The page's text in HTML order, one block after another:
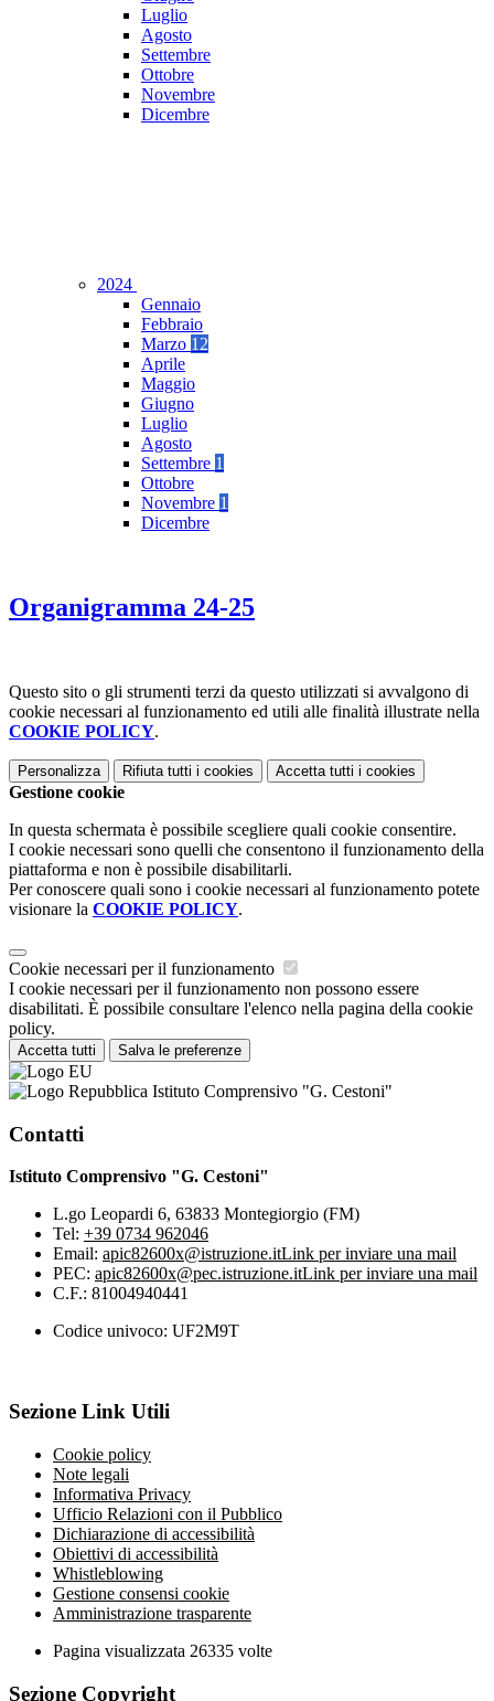
Luglio
Agosto
Settembre
Ottobre
Novembre
Dicembre
2024
Gennaio
Febbraio
Marzo 12
Aprile
Maggio
Giugno
Luglio
Agosto
Settembre 1
Ottobre
Novembre 1
Dicembre
Organigramma 24-25
Questo sito o gli strumenti terzi da questo utilizzati si avvalgono di
cookie necessari al funzionamento ed utili alle finalità illustrate nella
COOKIE POLICY.
Personalizza Rifiuta tutti i cookies Accetta tutti i cookies
Gestione cookie
In questa schermata è possibile scegliere quali cookie consentire.
I cookie necessari sono quelli che consentono il funzionamento della
piattaforma e non è possibile disabilitarli.
Per conoscere quali sono i cookie necessari al funzionamento potete
visionare la COOKIE POLICY.
Cookie necessari per il funzionamento
I cookie necessari per il funzionamento non possono essere
disabilitati. È possibile consultare l'elenco nella pagina della cookie
policy.
Accetta tutti Salva le preferenze
Istituto Comprensivo "G. Cestoni"
Contatti
Istituto Comprensivo "G. Cestoni"
L.go Leopardi 6, 63833 Montegiorgio (FM)
Tel: +39 0734 962046
Email: apic82600x@istruzione.itLink per inviare una mail
PEC: apic82600x@pec.istruzione.itLink per inviare una mail
C.F.: 81004940441
Codice univoco: UF2M9T
Sezione Link Utili
Cookie policy
Note legali
Informativa Privacy
Ufficio Relazioni con il Pubblico
Dichiarazione di accessibilità
Obiettivi di accessibilità
Whistleblowing
Gestione consensi cookie
Amministrazione trasparente
Pagina visualizzata 26335 volte
Sezione Copyright